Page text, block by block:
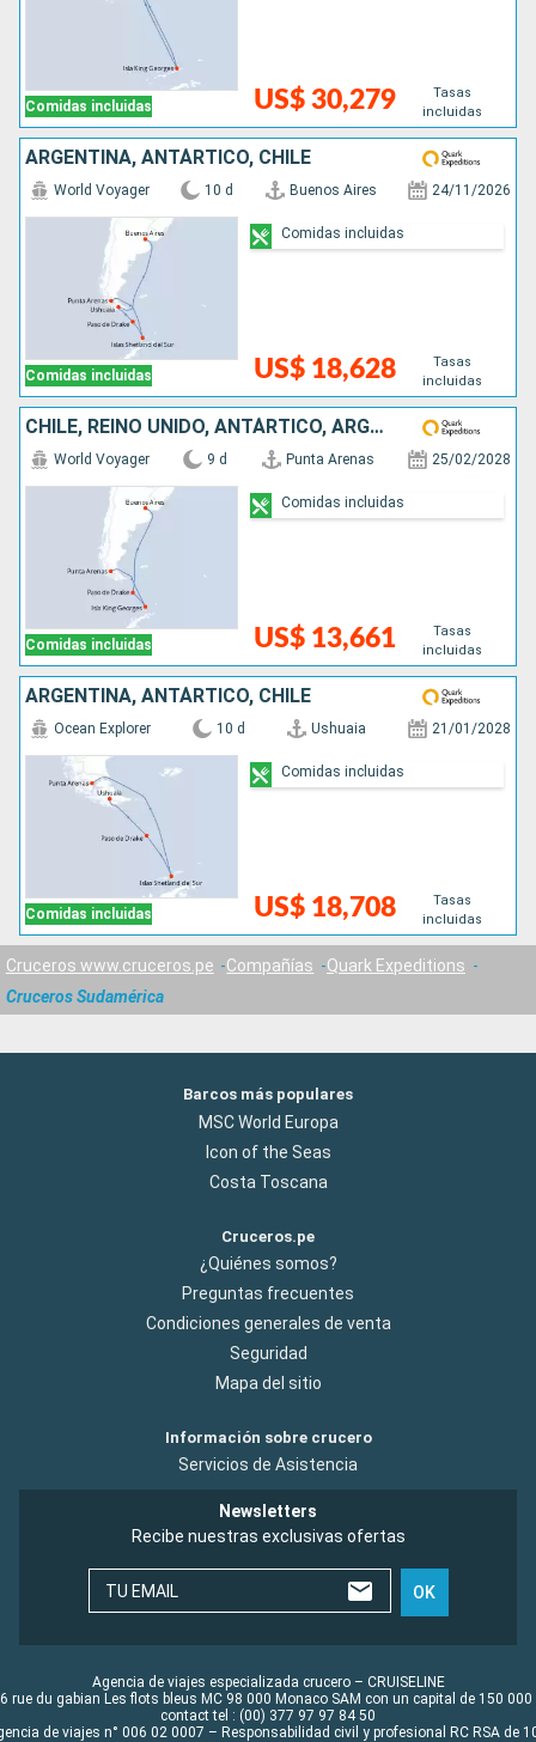
Comidas incluidas US$ 30,279
Tasas
incluidas
ARGENTINA, ANTÁRTICO, CHILE
Comidas incluidas
World Voyager 10 d Buenos Aires 24/11/2026
US$ 18,628
Tasas
incluidas
Comidas incluidas
CHILE, REINO UNIDO, ANTÁRTICO, ARGENTINA
Comidas incluidas
World Voyager 9 d Punta Arenas 25/02/2028
US$ 13,661
Tasas
incluidas
Comidas incluidas
ARGENTINA, ANTÁRTICO, CHILE
Comidas incluidas
Ocean Explorer 10 d Ushuaia 21/01/2028
US$ 18,708
Tasas
incluidas
Comidas incluidas
Cruceros www.cruceros.pe Compañías
Quark Expeditions
Cruceros Sudamérica
Barcos más populares
MSC World Europa
Icon of the Seas
Costa Toscana
Cruceros.pe
¿Quiénes somos?
Preguntas frecuentes
Condiciones generales de venta
Seguridad
Mapa del sitio
Información sobre crucero
Servicios de Asistencia
Newsletters
Recibe nuestras exclusivas ofertas
TU EMAIL OK
Agencia de viajes especializada crucero – CRUISELINE
rue du gabian Les flots bleus MC 98 000 Monaco SAM con un capital de 150 000
contact tel : (00) 377 97 97 84 50
de viajes n° 006 02 0007 – Responsabilidad civil y profesional RC RSA de